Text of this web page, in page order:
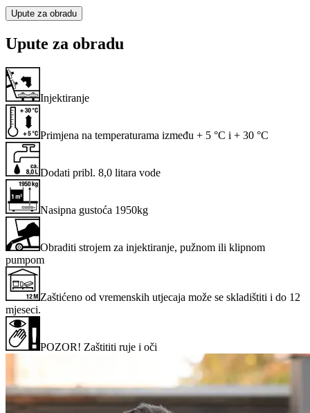
Upute za obradu
Upute za obradu
Injektiranje
Primjena na temperaturama između + 5 °C i + 30 °C
Dodati pribl. 8,0 litara vode
Nasipna gustoća 1950kg
Obraditi strojem za injektiranje, pužnom ili klipnom
pumpom
Zaštićeno od vremenskih utjecaja može se skladištiti i do 12
mjeseci.
POZOR! Zaštititi ruje i oči